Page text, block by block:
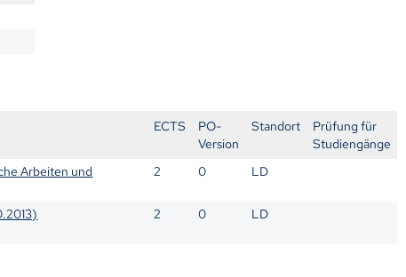
ECTS
PO-
Version
Standort
Prüfung für
Studiengänge
Arbeiten und
2 0 LD
2 0 LD